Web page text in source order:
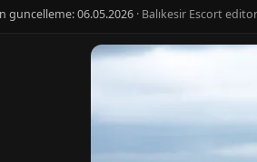
guncelleme:06.05.2026 · Balıkesir Escort